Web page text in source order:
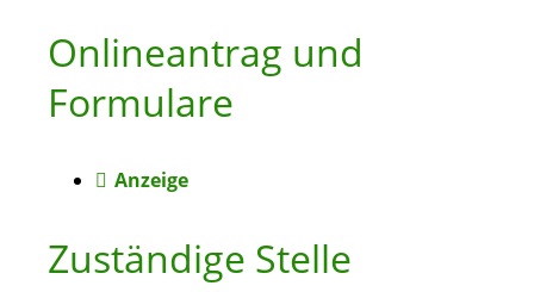
Onlineantrag und
Formulare
Anzeige
Zuständige Stelle